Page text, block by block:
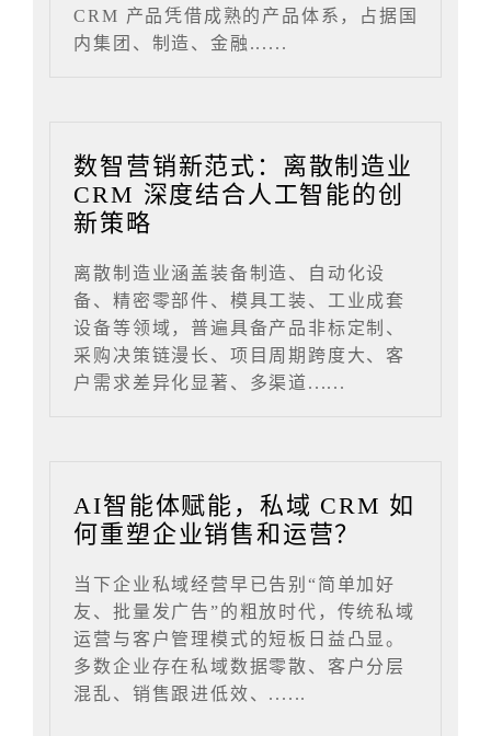
CRM 产品凭借成熟的产品体系，占据国
内集团、制造、金融......
数智营销新范式：离散制造业
CRM 深度结合人工智能的创
新策略
离散制造业涵盖装备制造、自动化设
备、精密零部件、模具工装、工业成套
设备等领域，普遍具备产品非标定制、
采购决策链漫长、项目周期跨度大、客
户需求差异化显著、多渠道......
AI智能体赋能，私域 CRM 如
何重塑企业销售和运营？
当下企业私域经营早已告别“简单加好
友、批量发广告”的粗放时代，传统私域
运营与客户管理模式的短板日益凸显。
多数企业存在私域数据零散、客户分层
混乱、销售跟进低效、......